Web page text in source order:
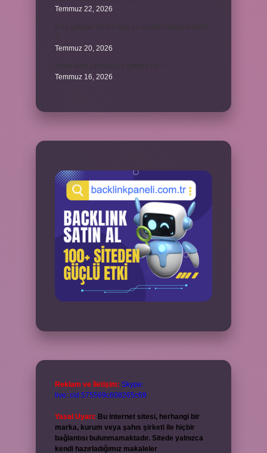
Temmuz 22, 2026
Temmuz 20, 2026
Temmuz 16, 2026
Reklam ve İletişim: Skype:
live:.cid.575569c608265c69
Yasal Uyarı: Bu internet sitesi, herhangi bir
marka, kurum veya şahıs şirketi ile hiçbir
bağlantısı bulunmamaktadır. Sitede yalnızca
kendi hazırladığımız makaleler